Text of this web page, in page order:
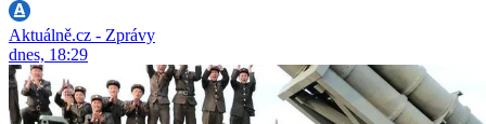
Aktuálně.cz - Zprávy
dnes, 18:29